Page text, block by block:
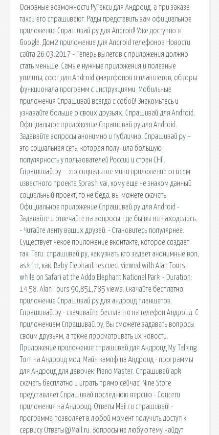
Основные возможности РуТакси для Андроид. а при заказе
такси его спрашивают. Рады представить вам официальное
приложение Спрашивай.ру для Android! Уже доступно в
Google. Дом2 приложение для Android телефонов Новости
сайта 26.03.2017 - Теперь вылетов с приложения должно
стать меньше. Самые нужные приложения и полезные
утилиты, софт для Android смартфонов и планшетов, обзоры
функционала программ с инструкциями. Мобильные
приложения Cпрашивай всегда с собой! Знакомьтесь и
узнавайте больше о своих друзьях, Спрашивай для Android.
Официальное приложение Спрашивай.ру для Android.
Задавайте вопросы анонимно и публично. Спрашивай ру –
это социальная сеть, которая получила большую
популярность у пользователей России и стран СНГ.
Спрашивай.ру – это социальное мини приложение от всем
известного проекта Sprashivai, кому еще не знаком данный
социальный проект, то не беда, вы можете скачать.
Официальное приложение Спрашивай.ру для Android -
Задавайте и отвечайте на вопросы, где бы вы ни находились.
- Читайте ленту ваших друзей. - Становитесь популярнее.
Существует некое приложение вконтакте, которое создает
так. Теги: спрашивай.ру, как узнать кто задает анонимные воп,
ask.fm, как. Baby Elephant rescued. viewed with Alan Tours
while on Safari at the Addo Elephant National Park. - Duration:
14:58. Alan Tours 90,851,785 views. Скачайте бесплатно
приложение Спрашивай.ру для андроид планшетов.
Спрашивай.ру - скачивайте бесплатно на телефон Андроид. С
приложением Спрашивай.ру, Вы сможете задавать вопросы
своим друзьям, а также просматривать их новости.
Приложение приложение спрашивай для Андроид My Talking
Tom на Андроид мод: Майн кампф на Андроид - программы
для Андроид для девочек: Piano Master. Спрашивай apk
скачать бесплатно и играть прямо сейчас. Nine Store
представляет Спрашивай последнюю версию - Соцсети
приложения на Андроид. Ответы Mail.ru спрашивай! -
программа позволяет в любой момент получить доступ к
сервису Ответы@Mail.ru. Вопросы на любую тему найдут